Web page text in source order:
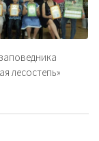
лесостепь»